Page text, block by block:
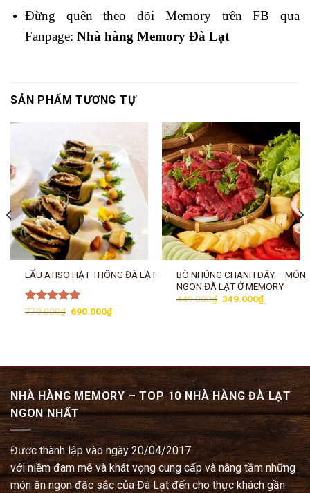
Đừng quên theo dõi Memory trên FB qua
Fanpage: Nhà hàng Memory Đà Lạt
SẢN PHẨM TƯƠNG TỰ
LẨU ATISO HẠT THÔNG ĐÀ LẠT
Được xếp
779.000₫ Giá
690.000₫Giá
hiện
BÒ NHÚNG CHANH DÂY – MÓN
NGON ĐÀ LẠT Ở MEMORY
449.000₫ Giá
349.000₫Giá
hiện
NHÀ HÀNG MEMORY – TOP 10 NHÀ HÀNG ĐÀ LẠT
NGON NHẤT
Được thành lập vào ngày 20/04/2017
với niềm đam mê và khát vọng cung cấp và nâng tầm những
món ăn ngon đặc sắc của Đà Lạt đến cho thực khách gần